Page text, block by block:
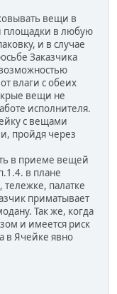
вещи в
площадки в любую
и в случае
Заказчика
влаги с обеих
вещи не
исполнителя.
с вещами
пройдя через
в приеме вещей
в плане
палатке
приматывает
Так же, когда
и имеется риск
в Ячейке явно